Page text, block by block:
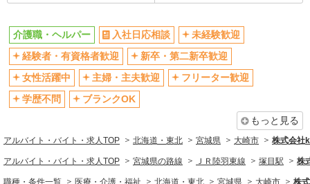
介護職・ヘルパー 入社日応相談
未経験歓迎
経験者・有資格者歓迎
新卒・第二新卒歓迎
女性活躍中
主婦・主夫歓迎
フリーター歓迎
学歴不問
ブランクOK
もっと見る
アルバイト・バイト・求人TOP 北海道・東北 宮城県 大崎市 株式会社
アルバイト・バイト・求人TOP 宮城県の路線 ＪＲ陸羽東線 塚目駅 株
職種・条件一覧 医療・介護・福祉 北海道・東北 宮城県 大崎市 株